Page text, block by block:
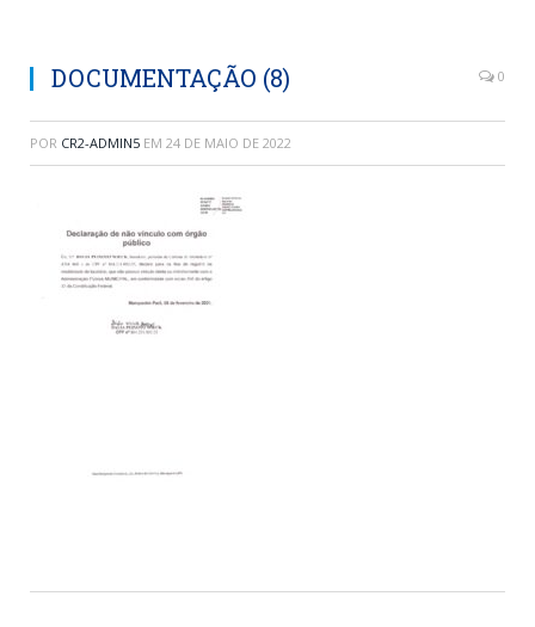
DOCUMENTAÇÃO (8) 0
POR CR2-ADMIN5 EM 24 DE MAIO DE 2022